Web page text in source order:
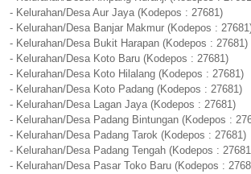
- Kelurahan/Desa Aur Jaya (Kodepos : 27681)
- Kelurahan/Desa Banjar Makmur (Kodepos :
- Kelurahan/Desa Bukit Harapan (Kodepos : 27681)
- Kelurahan/Desa Koto Baru (Kodepos : 27681)
- Kelurahan/Desa Koto Hilalang (Kodepos : 27681)
- Kelurahan/Desa Koto Padang (Kodepos : 27681)
- Kelurahan/Desa Lagan Jaya (Kodepos : 27681)
- Kelurahan/Desa Padang Bintungan (Kodepos :
- Kelurahan/Desa Padang Tarok (Kodepos : 27681)
- Kelurahan/Desa Padang Tengah (Kodepos :
- Kelurahan/Desa Pasar Toko Baru (Kodepos :